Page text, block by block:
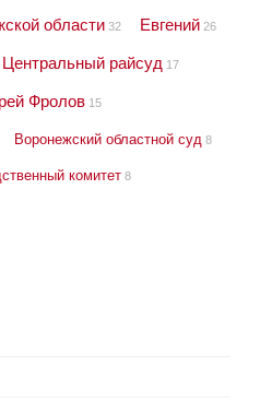
области 32 Евгений 26
Центральный райсуд 17
Фролов 15
Воронежский областной суд 8
комитет 8